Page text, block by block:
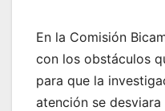
En la Comisión
con los obstáculos
para que la
atención se